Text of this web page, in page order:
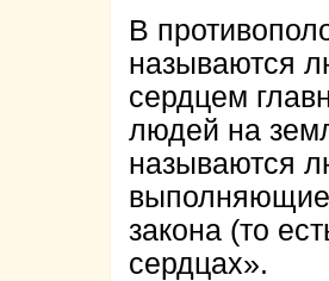
В
называются
сердцем
людей на
называются
выполняющие
закона (то
сердцах».